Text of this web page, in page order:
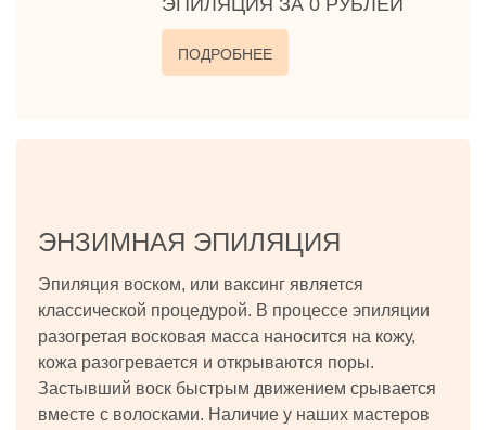
ПОДРОБНЕЕ
ЭНЗИМНАЯ ЭПИЛЯЦИЯ
Эпиляция воском, или ваксинг является
классической процедурой. В процессе эпиляции
разогретая восковая масса наносится на кожу,
кожа разогревается и открываются поры.
Застывший воск быстрым движением срывается
вместе с волосками. Наличие у наших мастеров